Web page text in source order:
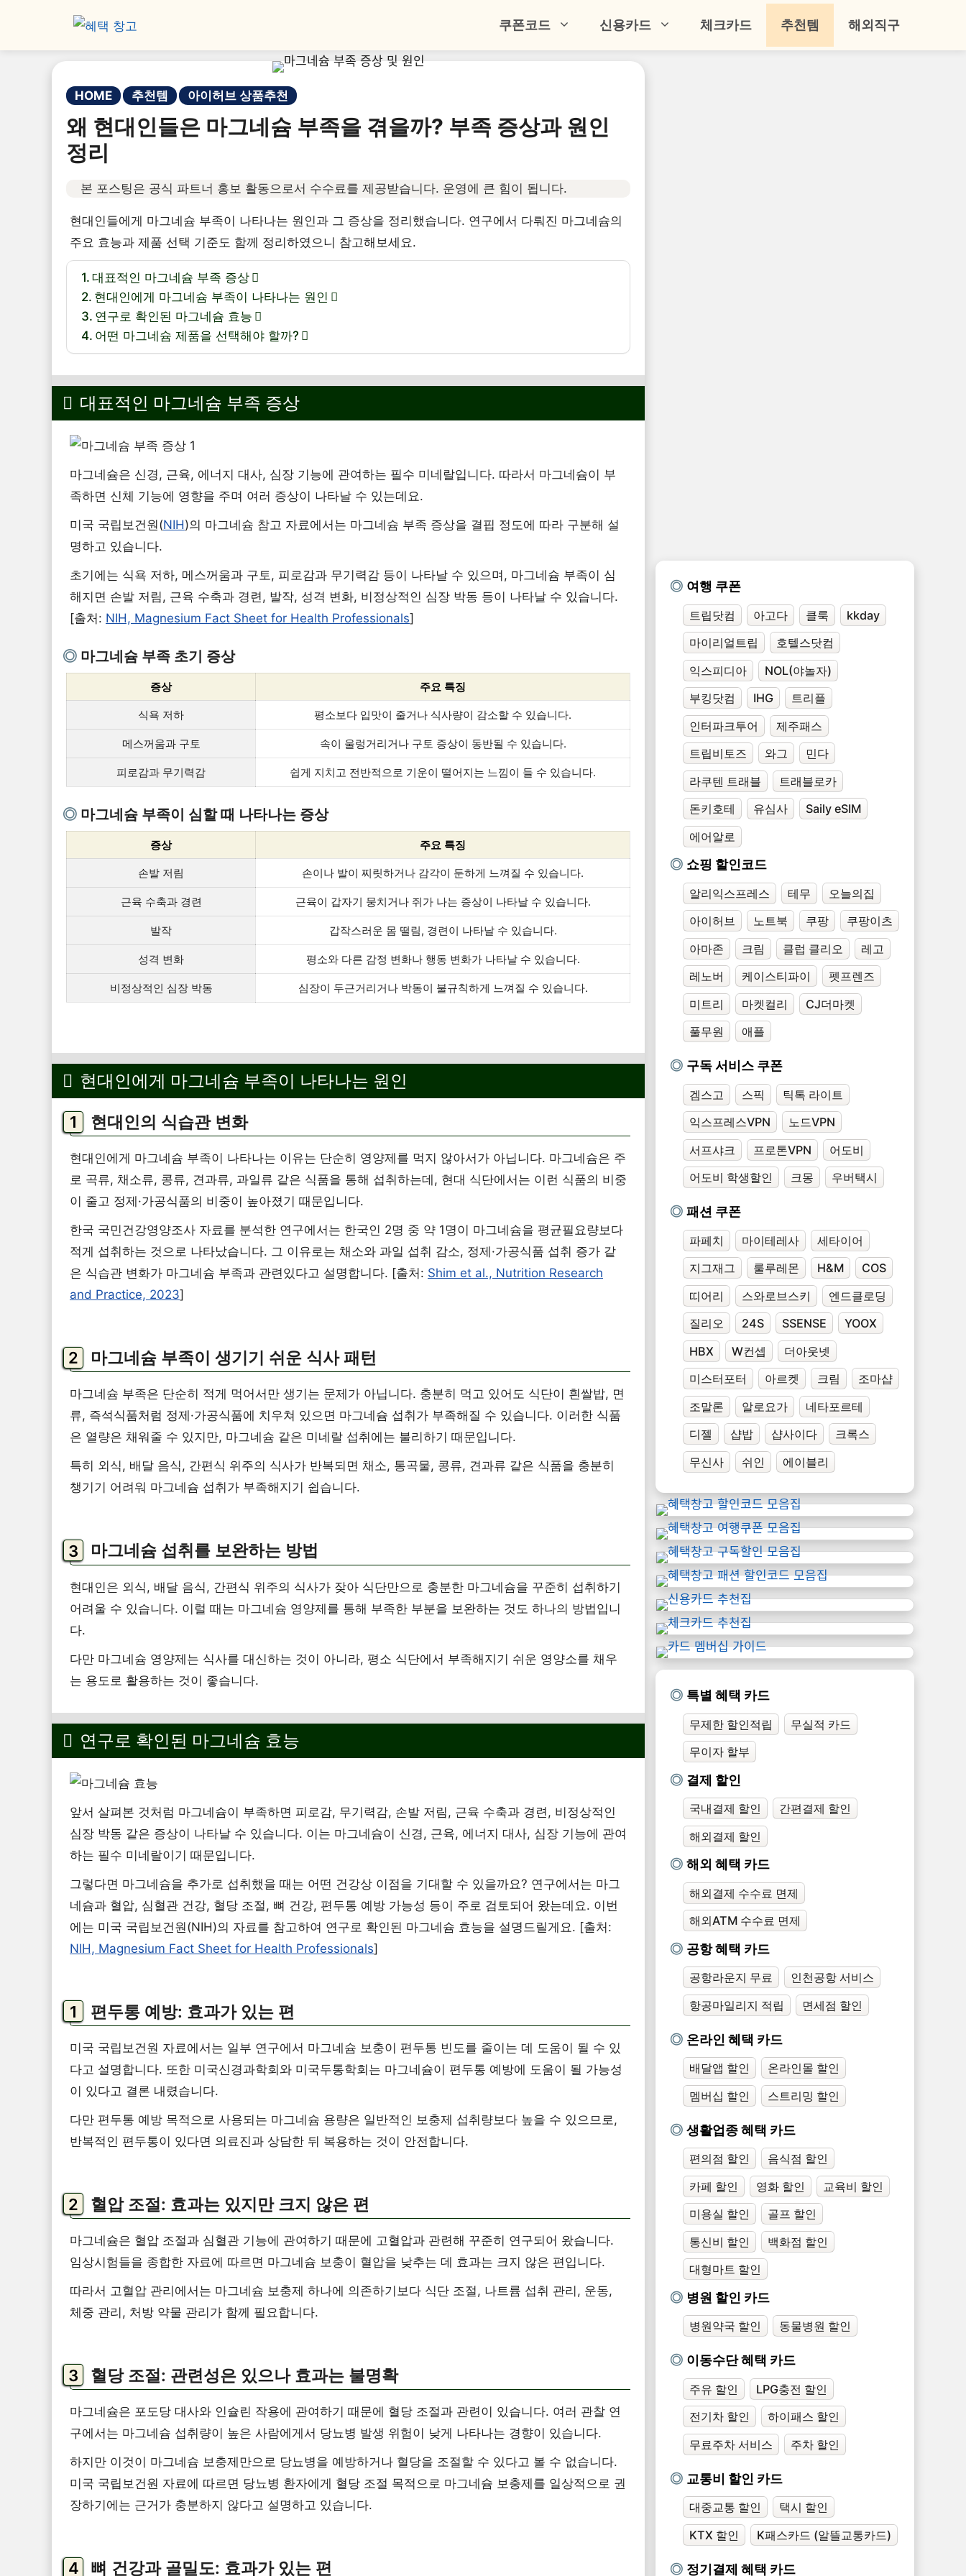
쿠폰코드 신용카드 체크카드 추천템 해외직구
HOME 추천템 아이허브 상품추천
왜 현대인들은 마그네슘 부족을 겪을까? 부족 증상과 원인
정리
본 포스팅은 공식 파트너 홍보 활동으로서 수수료를 제공받습니다. 운영에 큰 힘이 됩니다.
현대인들에게 마그네슘 부족이 나타나는 원인과 그 증상을 정리했습니다. 연구에서 다뤄진 마그네슘의
주요 효능과 제품 선택 기준도 함께 정리하였으니 참고해보세요.
대표적인 마그네슘 부족 증상
현대인에게 마그네슘 부족이 나타나는 원인
연구로 확인된 마그네슘 효능
어떤 마그네슘 제품을 선택해야 할까?
대표적인 마그네슘 부족 증상
마그네슘은 신경, 근육, 에너지 대사, 심장 기능에 관여하는 필수 미네랄입니다. 따라서 마그네슘이 부
족하면 신체 기능에 영향을 주며 여러 증상이 나타날 수 있는데요.
미국 국립보건원(NIH)의 마그네슘 참고 자료에서는 마그네슘 부족 증상을 결핍 정도에 따라 구분해 설
명하고 있습니다.
초기에는 식욕 저하, 메스꺼움과 구토, 피로감과 무기력감 등이 나타날 수 있으며, 마그네슘 부족이 심
해지면 손발 저림, 근육 수축과 경련, 발작, 성격 변화, 비정상적인 심장 박동 등이 나타날 수 있습니다.
[출처: NIH, Magnesium Fact Sheet for Health Professionals]
마그네슘 부족 초기 증상
증상 주요 특징
식욕 저하 평소보다 입맛이 줄거나 식사량이 감소할 수 있습니다.
메스꺼움과 구토 속이 울렁거리거나 구토 증상이 동반될 수 있습니다.
피로감과 무기력감 쉽게 지치고 전반적으로 기운이 떨어지는 느낌이 들 수 있습니다.
마그네슘 부족이 심할 때 나타나는 증상
증상 주요 특징
손발 저림 손이나 발이 찌릿하거나 감각이 둔하게 느껴질 수 있습니다.
근육 수축과 경련 근육이 갑자기 뭉치거나 쥐가 나는 증상이 나타날 수 있습니다.
발작 갑작스러운 몸 떨림, 경련이 나타날 수 있습니다.
성격 변화 평소와 다른 감정 변화나 행동 변화가 나타날 수 있습니다.
비정상적인 심장 박동 심장이 두근거리거나 박동이 불규칙하게 느껴질 수 있습니다.
현대인에게 마그네슘 부족이 나타나는 원인
현대인의 식습관 변화
현대인에게 마그네슘 부족이 나타나는 이유는 단순히 영양제를 먹지 않아서가 아닙니다. 마그네슘은 주
로 곡류, 채소류, 콩류, 견과류, 과일류 같은 식품을 통해 섭취하는데, 현대 식단에서는 이런 식품의 비중
이 줄고 정제·가공식품의 비중이 높아졌기 때문입니다.
한국 국민건강영양조사 자료를 분석한 연구에서는 한국인 2명 중 약 1명이 마그네슘을 평균필요량보다
적게 섭취하는 것으로 나타났습니다. 그 이유로는 채소와 과일 섭취 감소, 정제·가공식품 섭취 증가 같
은 식습관 변화가 마그네슘 부족과 관련있다고 설명합니다. [출처: Shim et al., Nutrition Research
and Practice, 2023]
마그네슘 부족이 생기기 쉬운 식사 패턴
마그네슘 부족은 단순히 적게 먹어서만 생기는 문제가 아닙니다. 충분히 먹고 있어도 식단이 흰쌀밥, 면
류, 즉석식품처럼 정제·가공식품에 치우쳐 있으면 마그네슘 섭취가 부족해질 수 있습니다. 이러한 식품
은 열량은 채워줄 수 있지만, 마그네슘 같은 미네랄 섭취에는 불리하기 때문입니다.
특히 외식, 배달 음식, 간편식 위주의 식사가 반복되면 채소, 통곡물, 콩류, 견과류 같은 식품을 충분히
챙기기 어려워 마그네슘 섭취가 부족해지기 쉽습니다.
마그네슘 섭취를 보완하는 방법
현대인은 외식, 배달 음식, 간편식 위주의 식사가 잦아 식단만으로 충분한 마그네슘을 꾸준히 섭취하기
어려울 수 있습니다. 이럴 때는 마그네슘 영양제를 통해 부족한 부분을 보완하는 것도 하나의 방법입니
다.
다만 마그네슘 영양제는 식사를 대신하는 것이 아니라, 평소 식단에서 부족해지기 쉬운 영양소를 채우
는 용도로 활용하는 것이 좋습니다.
연구로 확인된 마그네슘 효능
앞서 살펴본 것처럼 마그네슘이 부족하면 피로감, 무기력감, 손발 저림, 근육 수축과 경련, 비정상적인
심장 박동 같은 증상이 나타날 수 있습니다. 이는 마그네슘이 신경, 근육, 에너지 대사, 심장 기능에 관여
하는 필수 미네랄이기 때문입니다.
그렇다면 마그네슘을 추가로 섭취했을 때는 어떤 건강상 이점을 기대할 수 있을까요? 연구에서는 마그
네슘과 혈압, 심혈관 건강, 혈당 조절, 뼈 건강, 편두통 예방 가능성 등이 주로 검토되어 왔는데요. 이번
에는 미국 국립보건원(NIH)의 자료를 참고하여 연구로 확인된 마그네슘 효능을 설명드릴게요. [출처:
NIH, Magnesium Fact Sheet for Health Professionals]
편두통 예방: 효과가 있는 편
미국 국립보건원 자료에서는 일부 연구에서 마그네슘 보충이 편두통 빈도를 줄이는 데 도움이 될 수 있
다고 설명합니다. 또한 미국신경과학회와 미국두통학회는 마그네슘이 편두통 예방에 도움이 될 가능성
이 있다고 결론 내렸습니다.
다만 편두통 예방 목적으로 사용되는 마그네슘 용량은 일반적인 보충제 섭취량보다 높을 수 있으므로,
반복적인 편두통이 있다면 의료진과 상담한 뒤 복용하는 것이 안전합니다.
혈압 조절: 효과는 있지만 크지 않은 편
마그네슘은 혈압 조절과 심혈관 기능에 관여하기 때문에 고혈압과 관련해 꾸준히 연구되어 왔습니다.
임상시험들을 종합한 자료에 따르면 마그네슘 보충이 혈압을 낮추는 데 효과는 크지 않은 편입니다.
따라서 고혈압 관리에서는 마그네슘 보충제 하나에 의존하기보다 식단 조절, 나트륨 섭취 관리, 운동,
체중 관리, 처방 약물 관리가 함께 필요합니다.
혈당 조절: 관련성은 있으나 효과는 불명확
마그네슘은 포도당 대사와 인슐린 작용에 관여하기 때문에 혈당 조절과 관련이 있습니다. 여러 관찰 연
구에서는 마그네슘 섭취량이 높은 사람에게서 당뇨병 발생 위험이 낮게 나타나는 경향이 있습니다.
하지만 이것이 마그네슘 보충제만으로 당뇨병을 예방하거나 혈당을 조절할 수 있다고 볼 수 없습니다.
미국 국립보건원 자료에 따르면 당뇨병 환자에게 혈당 조절 목적으로 마그네슘 보충제를 일상적으로 권
장하기에는 근거가 충분하지 않다고 설명하고 있습니다.
뼈 건강과 골밀도: 효과가 있는 편
여행 쿠폰
트립닷컴 아고다 클룩
kkday
마이리얼트립
호텔스닷컴
익스피디아
NOL(야놀자)
부킹닷컴
IHG
트리플
인터파크투어
제주패스
트립비토즈
와그
민다
라쿠텐 트래블
트래블로카
돈키호테
유심사
Saily eSIM
에어알로
쇼핑 할인코드
알리익스프레스 테무
오늘의집
아이허브
노트북 쿠팡
쿠팡이츠
아마존
크림 클럽 클리오
레고
레노버
케이스티파이
펫프렌즈
미트리
마켓컬리
CJ더마켓
풀무원
애플
구독 서비스 쿠폰
겜스고 스픽
틱톡 라이트
익스프레스VPN
노드VPN
서프샤크
프로톤VPN
어도비
어도비 학생할인
크몽 우버택시
패션 쿠폰
파페치 마이테레사
세타이어
지그재그
룰루레몬 H&M
COS
띠어리
스와로브스키
엔드클로딩
질리오
24S SSENSE
YOOX
HBX
W컨셉
더아웃넷
미스터포터
아르켓 크림
조마샵
조말론
알로요가
네타포르테
디젤
샵밥 샵사이다
크록스
무신사
쉬인 에이블리
특별 혜택 카드
무제한 할인적립
무실적 카드
무이자 할부
결제 할인
국내결제 할인
간편결제 할인
해외결제 할인
해외 혜택 카드
해외결제 수수료 면제
해외ATM 수수료 면제
공항 혜택 카드
공항라운지 무료
인천공항 서비스
항공마일리지 적립
면세점 할인
온라인 혜택 카드
배달앱 할인
온라인몰 할인
멤버십 할인
스트리밍 할인
생활업종 혜택 카드
편의점 할인
음식점 할인
카페 할인
영화 할인
교육비 할인
미용실 할인
골프 할인
통신비 할인
백화점 할인
대형마트 할인
병원 할인 카드
병원약국 할인 동물병원 할인
이동수단 혜택 카드
주유 할인
LPG충전 할인
전기차 할인
하이패스 할인
무료주차 서비스
주차 할인
교통비 할인 카드
대중교통 할인
택시 할인
KTX 할인
K패스카드 (알뜰교통카드)
정기결제 혜택 카드